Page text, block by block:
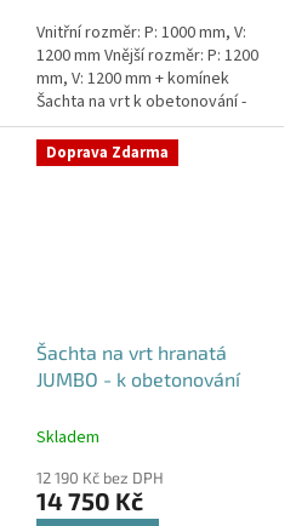
Vnitřní rozměr: P: 1000 mm, V:
1200 mm Vnější rozměr: P: 1200
mm, V: 1200 mm + komínek
Šachta na vrt k obetonování -
vhodná pod parkovací stání,
komunikace nebo do míst...
Doprava Zdarma
Šachta na vrt hranatá
JUMBO - k obetonování
Skladem
12 190 Kč bez DPH
14 750 Kč